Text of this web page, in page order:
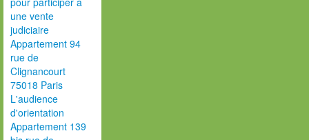
une vente
judiciaire
Appartement 94
rue de
Clignancourt
75018 Paris
L'audience
d'orientation
Appartement 139